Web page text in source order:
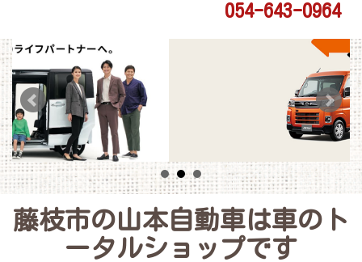
054-643-0964
藤枝市の山本自動車は車のト
ータルショップです